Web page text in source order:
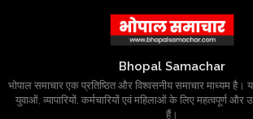
Bhopal Samachar
भोपाल समाचार एक प्रतिष्ठित और विश्वसनीय समाचार माध्यम है। यहां
युवाओं, व्यापारियों, कर्मचारियों एवं महिलाओं के लिए महत्वपूर्ण और
हैं।